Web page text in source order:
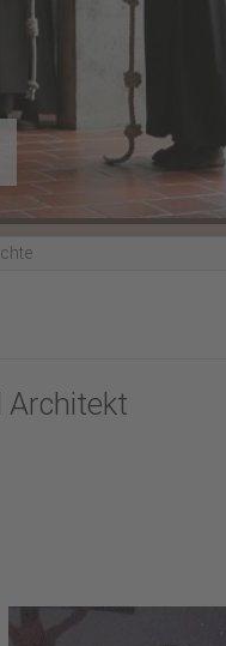
Architekt